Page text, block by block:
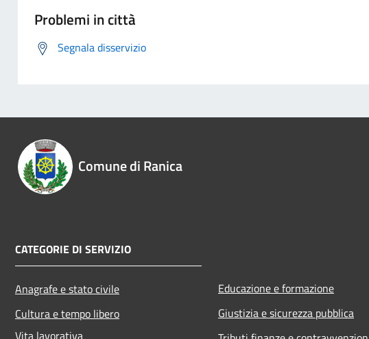
Problemi in città
Segnala disservizio
Comune di Ranica
CATEGORIE DI SERVIZIO
Anagrafe e stato civile
Cultura e tempo libero
Vita lavorativa
Educazione e formazione
Giustizia e sicurezza pubblica